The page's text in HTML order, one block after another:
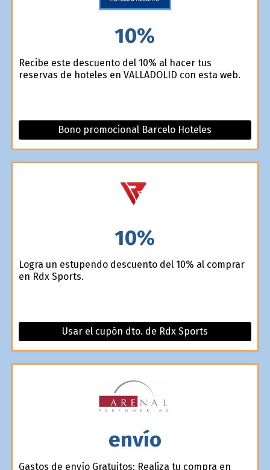
10%
Recibe este descuento del 10% al hacer tus
reservas de hoteles en VALLADOLID con esta web.
Bono promocional Barcelo Hoteles
10%
Logra un estupendo descuento del 10% al comprar
en Rdx Sports.
Usar el cupón dto. de Rdx Sports
envío
Gastos de envío Gratuitos: Realiza tu compra en